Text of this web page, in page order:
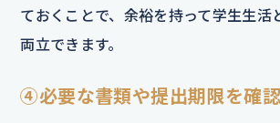
ておくことで、余裕を持って学生生活
両立できます。
④必要な書類や提出期限を確